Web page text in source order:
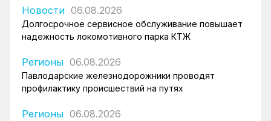
Новости 06.08.2026
Долгосрочное сервисное обслуживание повышает
надежность локомотивного парка КТЖ
Регионы 06.08.2026
Павлодарские железнодорожники проводят
профилактику происшествий на путях
Регионы 06.08.2026